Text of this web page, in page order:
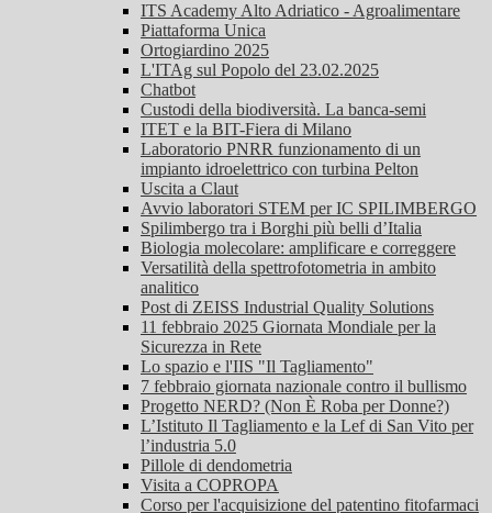
ITS Academy Alto Adriatico - Agroalimentare
Piattaforma Unica
Ortogiardino 2025
L'ITAg sul Popolo del 23.02.2025
Chatbot
Custodi della biodiversità. La banca-semi
ITET e la BIT-Fiera di Milano
Laboratorio PNRR funzionamento di un
impianto idroelettrico con turbina Pelton
Uscita a Claut
Avvio laboratori STEM per IC SPILIMBERGO
Spilimbergo tra i Borghi più belli d’Italia
Biologia molecolare: amplificare e correggere
Versatilità della spettrofotometria in ambito
analitico
Post di ZEISS Industrial Quality Solutions
11 febbraio 2025 Giornata Mondiale per la
Sicurezza in Rete
Lo spazio e l'IIS "Il Tagliamento"
7 febbraio giornata nazionale contro il bullismo
Progetto NERD? (Non È Roba per Donne?)
L’Istituto Il Tagliamento e la Lef di San Vito per
l’industria 5.0
Pillole di dendometria
Visita a COPROPA
Corso per l'acquisizione del patentino fitofarmaci